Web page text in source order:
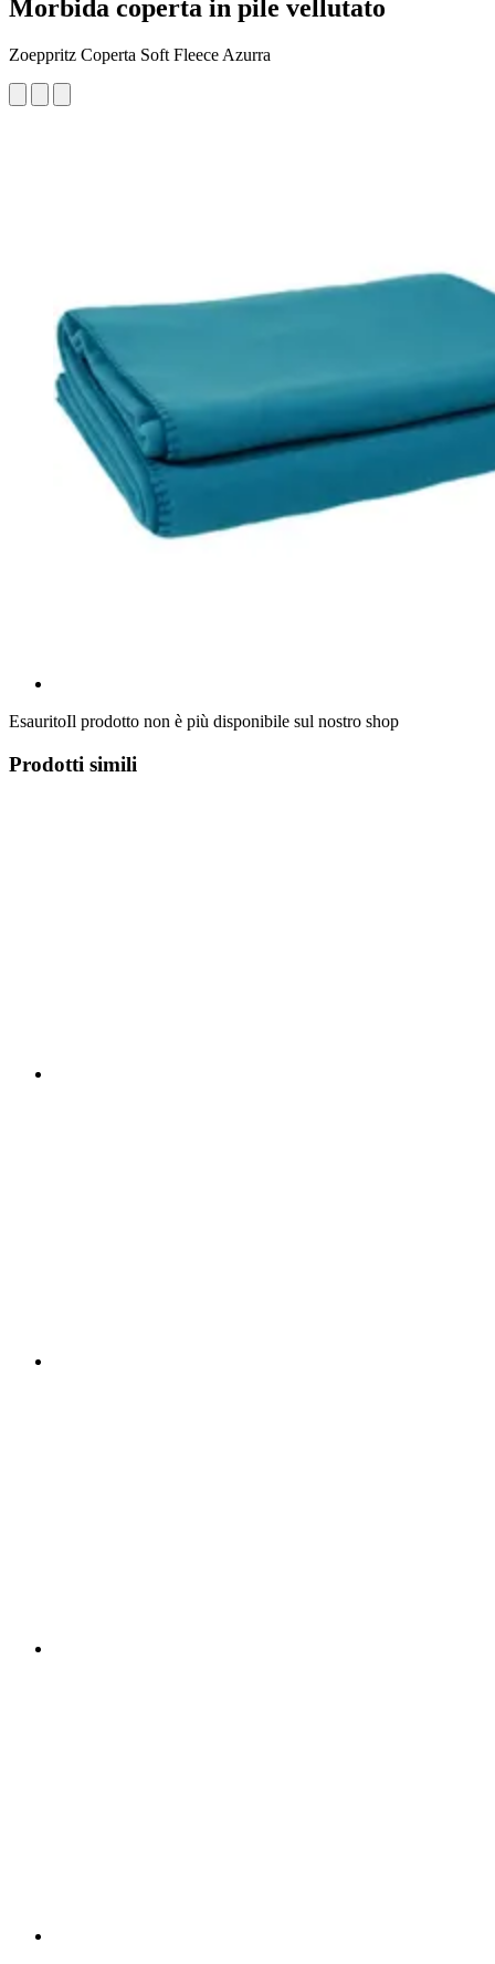
Morbida coperta in pile vellutato
Zoeppritz Coperta Soft Fleece Azurra
EsauritoIl prodotto non è più disponibile sul nostro shop
Prodotti simili